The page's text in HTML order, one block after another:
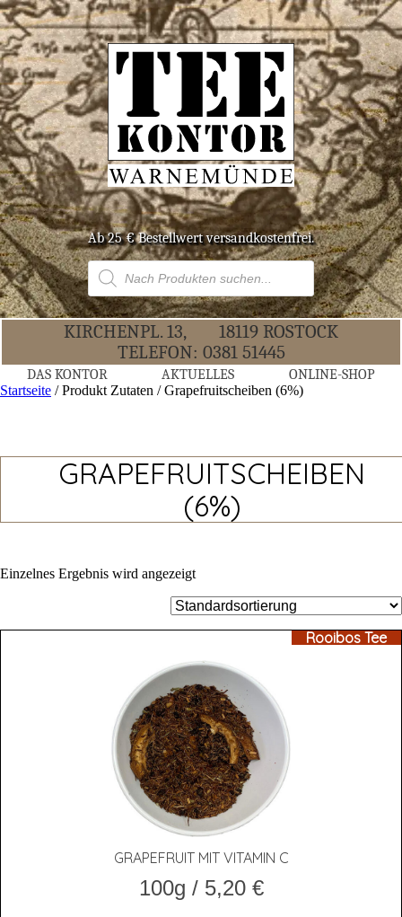
Ab 25 € Bestell­wert versandkostenfrei.
Products
search
KIR­CHEN­PL. 13,
18119 ROS­TOCK
TELE­FON: 0381 51445
DAS KON­TOR AKTU­EL­LES ONLINE-SHOP
Startseite / Produkt Zutaten / Grapefruitscheiben (6%)
GRAPEFRUITSCHEIBEN
(6%)
Einzelnes Ergebnis wird angezeigt
Rooibos Tee
GRAPE­FRUIT MIT VIT­AMIN C
100g / 5,20 €